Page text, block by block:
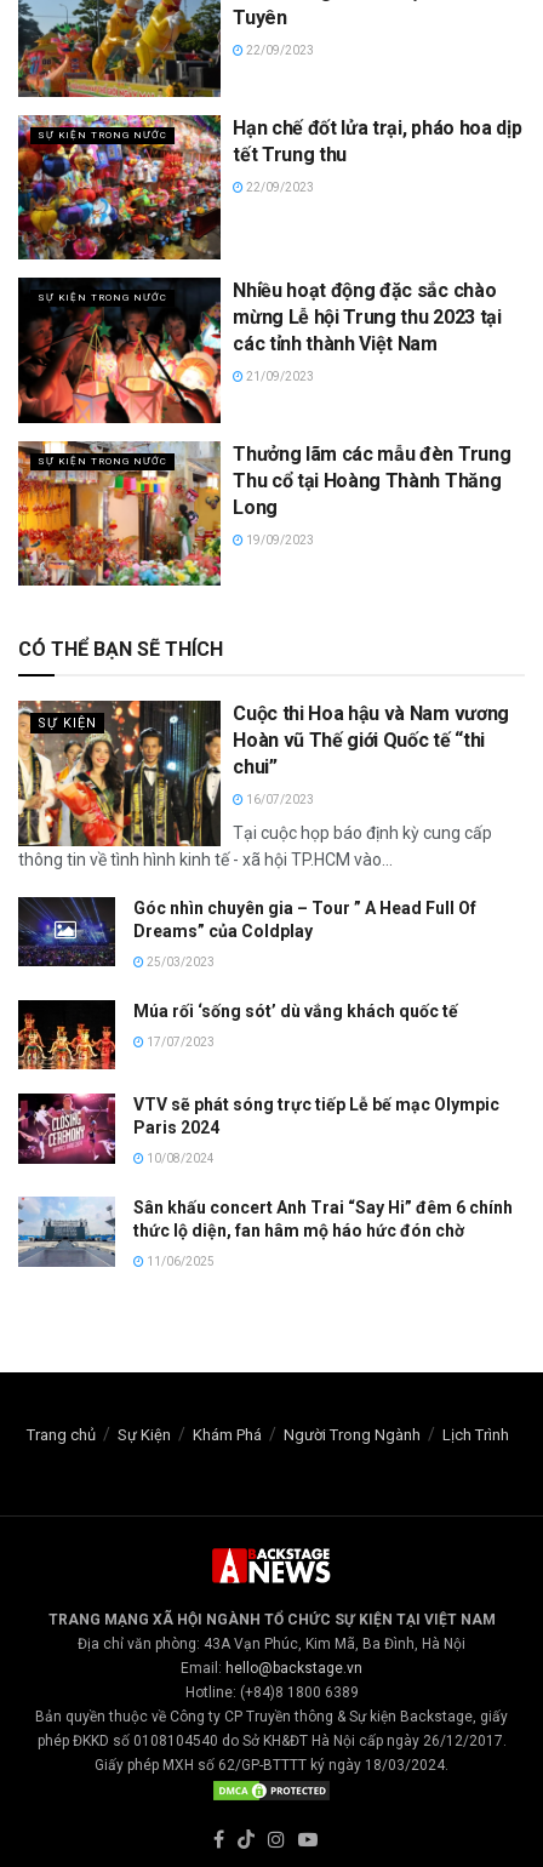
Tuyên
22/09/2023
SỰ KIỆN TRONG NƯỚC
Hạn chế đốt lửa trại, pháo hoa dịp
tết Trung thu
22/09/2023
SỰ KIỆN TRONG NƯỚC
Nhiều hoạt động đặc sắc chào
mừng Lễ hội Trung thu 2023 tại
các tỉnh thành Việt Nam
21/09/2023
SỰ KIỆN TRONG NƯỚC
Thưởng lãm các mẫu đèn Trung
Thu cổ tại Hoàng Thành Thăng
Long
19/09/2023
CÓ THỂ BẠN SẼ THÍCH
SỰ KIỆN
Cuộc thi Hoa hậu và Nam vương
Hoàn vũ Thế giới Quốc tế “thi
chui”
16/07/2023
Tại cuộc họp báo định kỳ cung cấp
thông tin về tình hình kinh tế - xã hội TP.HCM vào...
Góc nhìn chuyên gia – Tour ” A Head Full Of
Dreams” của Coldplay
25/03/2023
Múa rối ‘sống sót’ dù vắng khách quốc tế
17/07/2023
VTV sẽ phát sóng trực tiếp Lễ bế mạc Olympic
Paris 2024
10/08/2024
Sân khấu concert Anh Trai “Say Hi” đêm 6 chính
thức lộ diện, fan hâm mộ háo hức đón chờ
11/06/2025
Trang chủ Sự Kiện Khám Phá Người Trong Ngành Lịch Trình
TRANG MẠNG XÃ HỘI NGÀNH TỔ CHỨC SỰ KIỆN TẠI VIỆT NAM
Địa chỉ văn phòng: 43A Vạn Phúc, Kim Mã, Ba Đình, Hà Nội
Email: hello@backstage.vn
Hotline: (+84)8 1800 6389
Bản quyền thuộc về Công ty CP Truyền thông & Sự kiện Backstage, giấy
phép ĐKKD số 0108104540 do Sở KH&ĐT Hà Nội cấp ngày 26/12/2017.
Giấy phép MXH số 62/GP-BTTTT ký ngày 18/03/2024.